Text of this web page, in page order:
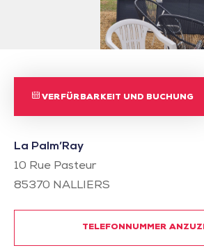
VERFÜRBARKEIT UND BUCHUNG
La Palm’Ray
10 Rue Pasteur
85370 NALLIERS
TELEFONNUMMER